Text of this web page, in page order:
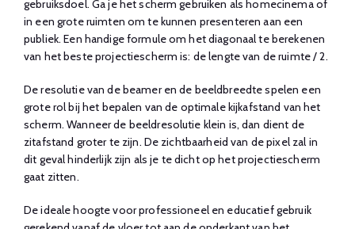
gebruiksdoel. Ga je het scherm gebruiken als homecinema of
in een grote ruimten om te kunnen presenteren aan een
publiek. Een handige formule om het diagonaal te berekenen
van het beste projectiescherm is: de lengte van de ruimte / 2.
De resolutie van de beamer en de beeldbreedte spelen een
grote rol bij het bepalen van de optimale kijkafstand van het
scherm. Wanneer de beeldresolutie klein is, dan dient de
zitafstand groter te zijn. De zichtbaarheid van de pixel zal in
dit geval hinderlijk zijn als je te dicht op het projectiescherm
gaat zitten.
De ideale hoogte voor professioneel en educatief gebruik